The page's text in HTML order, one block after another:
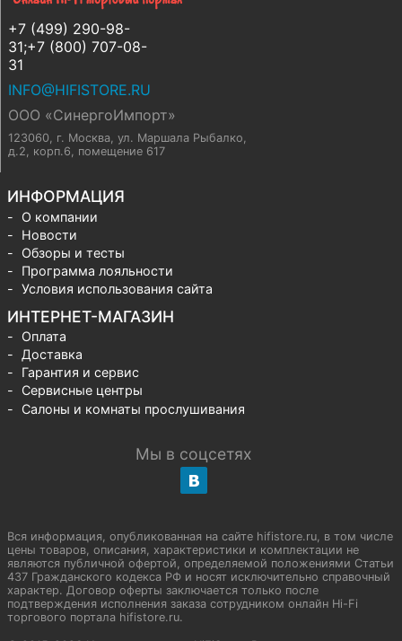
+7 (499) 290-98-
31;+7 (800) 707-08-
31
INFO@HIFISTORE.RU
ООО «СинергоИмпорт»
123060, г. Москва, ул. Маршала Рыбалко,
д.2, корп.6, помещение 617
ИНФОРМАЦИЯ
О компании
Новости
Обзоры и тесты
Программа лояльности
Условия использования сайта
ИНТЕРНЕТ-МАГАЗИН
Оплата
Доставка
Гарантия и сервис
Сервисные центры
Салоны и комнаты прослушивания
Мы в соцсетях
Вся информация, опубликованная на сайте hifistore.ru, в том числе
цены товаров, описания, характеристики и комплектации не
являются публичной офертой, определяемой положениями Статьи
437 Гражданского кодекса РФ и носят исключительно справочный
характер. Договор оферты заключается только после
подтверждения исполнения заказа сотрудником онлайн Hi-Fi
торгового портала hifistore.ru.